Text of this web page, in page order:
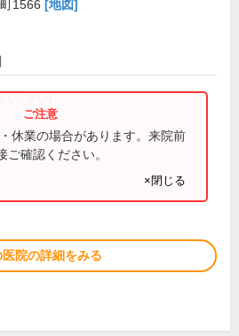
1566 [地図]
ださい)
休業の場合があります。来院前
ご確認ください。
×閉じる
医院の詳細をみる